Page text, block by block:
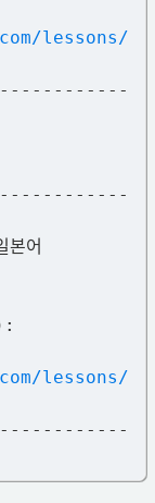
lessons/
본어
lessons/